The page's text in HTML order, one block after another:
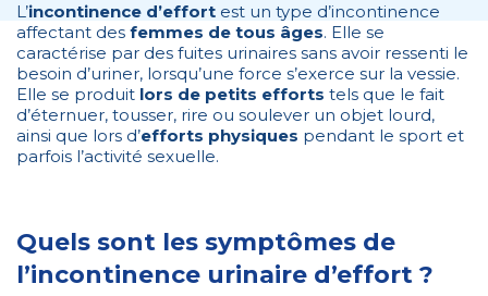
L’incontinence d’effort est un type d’incontinence
affectant des femmes de tous âges. Elle se
caractérise par des fuites urinaires sans avoir ressenti le
besoin d’uriner, lorsqu’une force s’exerce sur la vessie.
Elle se produit lors de petits efforts tels que le fait
d’éternuer, tousser, rire ou soulever un objet lourd,
ainsi que lors d’efforts physiques pendant le sport et
parfois l’activité sexuelle.
Quels sont les symptômes de
l’incontinence urinaire d’effort ?